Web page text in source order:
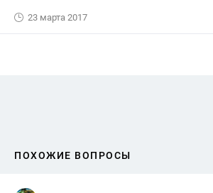
23 марта 2017
ПОХОЖИЕ ВОПРОСЫ